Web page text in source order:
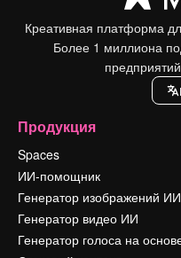
Креативная платформа
Более 1 миллиона
Продукция
Spaces
ИИ-помощник
Генератор изображений ИИ
Генератор видео ИИ
Генератор голоса на